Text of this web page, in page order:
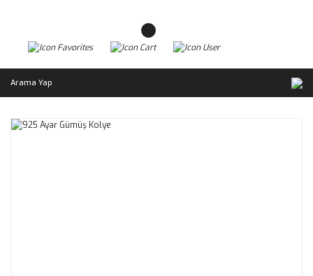
Arama Yap